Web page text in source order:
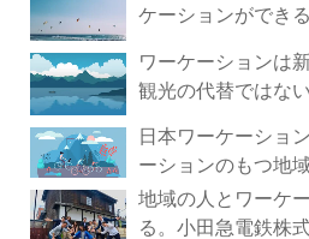
ケーションができ
ワーケーションは
観光の代替ではな
日本ワーケーショ
ーションのもつ地
地域の人とワーケ
る。小田急電鉄株